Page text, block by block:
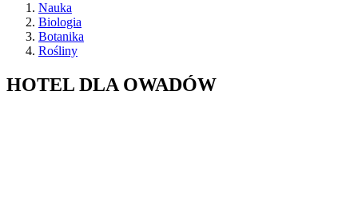
Nauka
Biologia
Botanika
Rośliny
HOTEL DLA OWADÓW